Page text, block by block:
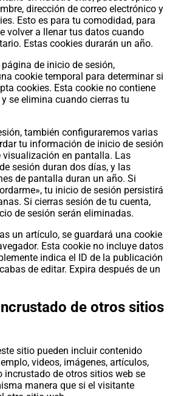
dirección de correo electrónico y
Esto es para tu comodidad, para
volver a llenar tus datos cuando
Estas cookies durarán un año.
de inicio de sesión,
cookie temporal para determinar si
cookies. Esta cookie no contiene
se elimina cuando cierras tu
también configuraremos varias
tu información de inicio de sesión
visualización en pantalla. Las
sesión duran dos días, y las
de pantalla duran un año. Si
tu inicio de sesión persistirá
Si cierras sesión de tu cuenta,
de sesión serán eliminadas.
un artículo, se guardará una cookie
Esta cookie no incluye datos
indica el ID de la publicación
de editar. Expira después de un
de otros sitios
sitio pueden incluir contenido
videos, imágenes, artículos,
incrustado de otros sitios web se
manera que si el visitante